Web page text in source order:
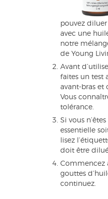
pouvez
avec une
notre
de Young
Avant
faites un test
avant-bras et
Vous
tolérance.
Si vous
essentielle
lisez
doit être
Commencez
gouttes
continuez.